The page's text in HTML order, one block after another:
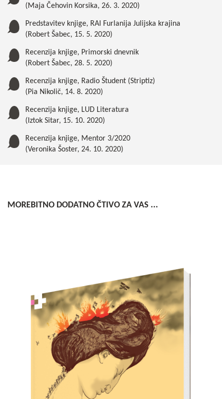
(Maja Čehovin Korsika, 26. 3. 2020)
Predstavitev knjige, RAI Furlanija Julijska krajina
(Robert Šabec, 15. 5. 2020)
Recenzija knjige, Primorski dnevnik
(Robert Šabec, 28. 5. 2020)
Recenzija knjige, Radio Študent (Striptiz)
(Pia Nikolič, 14. 8. 2020)
Recenzija knjige, LUD Literatura
(Iztok Sitar, 15. 10. 2020)
Recenzija knjige, Mentor 3/2020
(Veronika Šoster, 24. 10. 2020)
MOREBITNO DODATNO ČTIVO ZA VAS ...